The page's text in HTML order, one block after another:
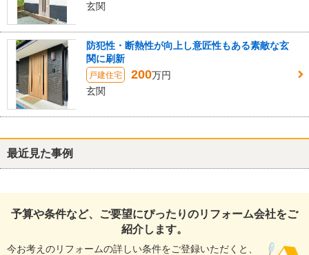
玄関
防犯性・断熱性が向上し意匠性もある素敵な玄
関に刷新
戸建住宅 200万円
玄関
最近見た事例
予算や条件など、ご要望にぴったりのリフォーム会社をご
紹介します。
今お考えのリフォームの詳しい条件をご登録いただくと、